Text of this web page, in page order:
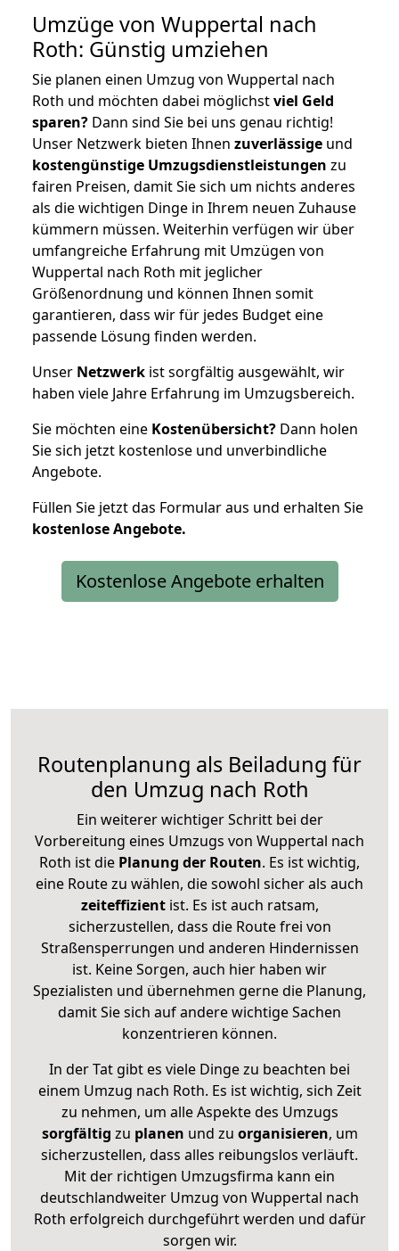
Umzüge von Wuppertal nach
Roth: Günstig umziehen
Sie planen einen Umzug von Wuppertal nach
Roth und möchten dabei möglichstviel Geld
sparen? Dann sind Sie bei uns genau richtig!
Unser Netzwerk bieten Ihnen zuverlässige und
kostengünstige Umzugsdienstleistungen zu
fairen Preisen, damit Sie sich um nichts anderes
als die wichtigen Dinge in Ihrem neuen Zuhause
kümmern müssen. Weiterhin verfügen wir über
umfangreiche Erfahrung mit Umzügen von
Wuppertal nach Roth mit jeglicher
Größenordnung und können Ihnen somit
garantieren, dass wir für jedes Budget eine
passende Lösung finden werden.
Unser Netzwerk ist sorgfältig ausgewählt, wir
haben viele Jahre Erfahrung im Umzugsbereich.
Sie möchten eine Kostenübersicht? Dann holen
Sie sich jetzt kostenlose und unverbindliche
Angebote.
Füllen Sie jetzt das Formular aus und erhalten Sie
kostenloseAngebote.
Kostenlose Angebote erhalten
Routenplanung als Beiladung für
den Umzug nach Roth
Ein weiterer wichtiger Schritt bei der
Vorbereitung eines Umzugs von Wuppertal nach
Roth ist die Planung der Routen. Es ist wichtig,
eine Route zu wählen, die sowohl sicher als auch
zeiteffizientist. Es ist auch ratsam,
sicherzustellen, dass die Route frei von
Straßensperrungen und anderen Hindernissen
ist. Keine Sorgen, auch hier haben wir
Spezialisten und übernehmen gerne die Planung,
damit Sie sich auf andere wichtige Sachen
konzentrieren können.
In der Tat gibt es viele Dinge zu beachten bei
einem Umzug nach Roth. Es ist wichtig, sich Zeit
zu nehmen, um alle Aspekte des Umzugs
sorgfältig zu planen und zu organisieren, um
sicherzustellen, dass alles reibungslos verläuft.
Mit der richtigen Umzugsfirma kann ein
deutschlandweiter Umzug von Wuppertal nach
Roth erfolgreich durchgeführt werden und dafür
sorgen wir.